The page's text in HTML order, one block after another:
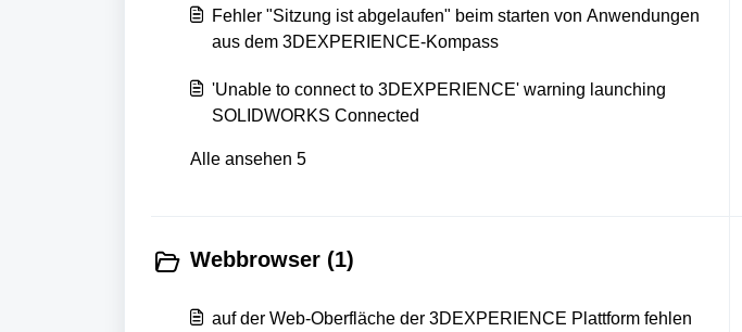
Fehler "Sitzung ist abgelaufen" beim starten von Anwendungen
aus dem 3DEXPERIENCE-Kompass
'Unable to connect to 3DEXPERIENCE' warning launching
SOLIDWORKS Connected
Alle ansehen 5
Webbrowser (1)
auf der Web-Oberfläche der 3DEXPERIENCE Plattform fehlen